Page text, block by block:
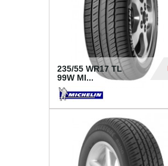
235/55 WR17 TL
99W MI...